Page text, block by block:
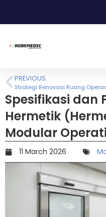
PREVIOUS
Spesifikasi dan
Hermetik
Modular
11 March 2026